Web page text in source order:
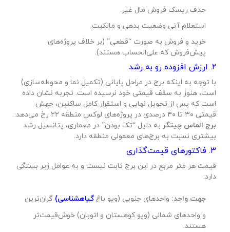
حذف ریسک فروش مال غیر.
استعلام آنی وضعیت بدهی و مالکیت.
خرید و فروش به صورت “قطعی” (بر خلاف پروژه‌های
پیش‌فروش که علی‌الحساب هستند).
با توجه به اینکه برج در مراحل پایانی (تکمیل نما و محوطه‌سازی)
است، هنوز به سقف قیمتی خود نرسیده است. تجربه نشان داده
است که پس از تحویل نهایی و استقرار کامل ساکنین، جهش
قیمتی ۳۰ تا ۴۰ درصدی در پروژه‌های لوکس منطقه ۲۲ رخ می‌دهد.
برج الماس چیتگربه دلیل “تک بودن” در معماری، پتانسیل رشد
بیشتری نسبت به برج‌های معمولی منطقه دارد.
قیمت هر متر مربع در این برج ثابت نیست و به عوامل زیر بستگی
دارد:
جهت واحد:واحدهای جنوبی (ویو باغگیاهشناسی)گران‌ترین
و واحدهای شمالی (ویو کوهستان و اتوبان) خوش‌قیمت‌تر
هستند.